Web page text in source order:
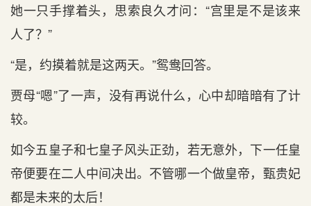
她一只手撑着头，思索良久才问：“宫里是不是该来
人了？”
“是，约摸着就是这两天。”鸳鸯回答。
贾母“嗯”了一声，没有再说什么，心中却暗暗有了计
较。
如今五皇子和七皇子风头正劲，若无意外，下一任皇
帝便要在二人中间决出。不管哪一个做皇帝，甄贵妃
都是未来的太后！